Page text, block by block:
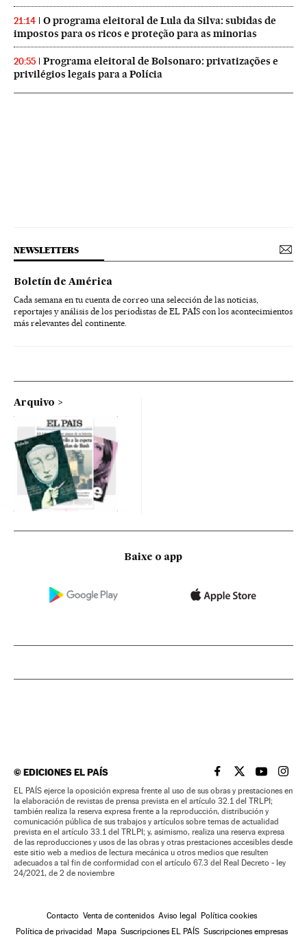
21:14
O programa eleitoral de Lula da Silva: subidas de
impostos para os ricos e proteção para as minorias
20:55
Programa eleitoral de Bolsonaro: privatizações e
privilégios legais para a Polícia
NEWSLETTERS
Boletín de América
Cada semana en tu cuenta de correo una selección de las noticias,
reportajes y análisis de los periodistas de EL PAÍS con los acontecimientos
más relevantes del continente.
Arquivo
Baixe o app
©EDICIONES EL PAÍS EL PAÍS BRASIL EN
EL PAÍSEL PAÍS
EL
EL PAÍS ejerce la oposición expresa frente al uso de sus obras y prestaciones en
la elaboración de revistas de prensa prevista en el artículo 32.1 del TRLPI;
también realiza la reserva expresa frente a la reproducción, distribución y
comunicación pública de sus trabajos y artículos sobre temas de actualidad
prevista en el artículo 33.1 del TRLPI; y, asimismo, realiza una reserva expresa
de las reproducciones y usos de las obras y otras prestaciones accesibles desde
este sitio web a medios de lectura mecánica u otros medios que resulten
adecuados a tal fin de conformidad con el artículo 67.3 del Real Decreto - ley
24/2021, de 2 de noviembre
Contacto Venta de contenidos Aviso legal
Política cookies
Política de privacidad
Mapa Suscripciones EL PAÍS Suscripciones empresas